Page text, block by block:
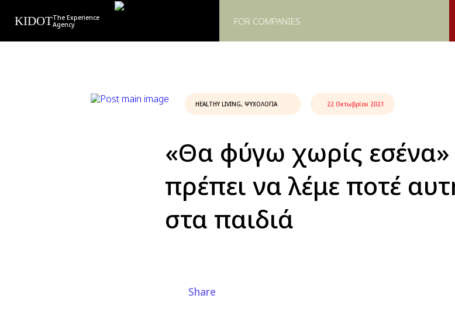
KIDOTThe Experience
Agency
FOR COMPANIES
HEALTHY LIVING, ΨΥΧΟΛΟΓΊΑ 22 Οκτωβρίου 2021
«Θα φύγω χωρίς εσένα»
πρέπει να λέμε ποτέ
στα παιδιά
Share